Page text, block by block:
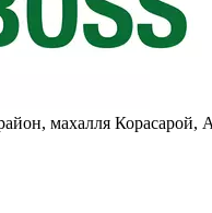
махалля Корасарой,